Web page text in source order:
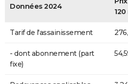
Données 2024
Tarif de l'assainissement
- dont abonnement (part
fixe)